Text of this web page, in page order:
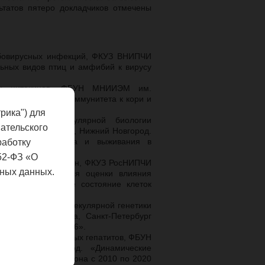
пятеро докладчиков отмечены
инфекций, ФКУЗ ВНИПЧИ
видов птиц и амфибий к вирусу
цитокинов, ФБУН МНИИЭМ им.
иммунитета к кори и
молекулярной биологии
Нижний Новгород.
путей апоптоза и выживания в
холерных вакцин, ФКУЗ РосНИПЧИ
подхода для оценки влияния
состояние клеток
группы молекулярной генетики
Санкт-Петербург
hpv16».
вирусных гепатитов, ФБУН
Нижний Новгород. «Динамические
региона с 2010 по 2020
для
ФЗ «О
данных.